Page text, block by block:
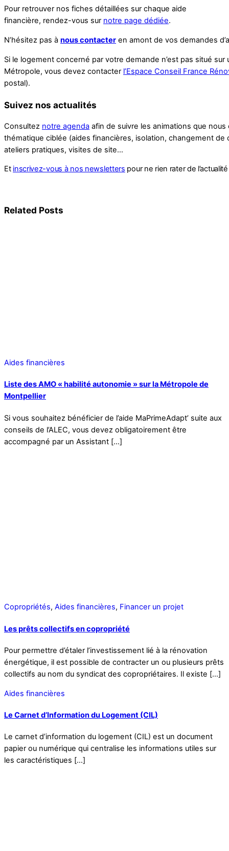
Pour retrouver nos fiches détaillées sur chaque aide
financière, rendez-vous sur notre page dédiée.
N’hésitez pas à nous contacter en amont de vos demandes
Si le logement concerné par votre demande n’est pas situé
Métropole, vous devez contacter l’Espace Conseil France
postal).
Suivez nos actualités
Consultez notre agenda afin de suivre les animations que
thématique ciblée (aides financières, isolation, changement de
ateliers pratiques, visites de site…
Et inscrivez-vous à nos newsletters pour ne rien rater de
Related Posts
Aides financières
Liste des AMO « habilité autonomie » sur la Métropole de
Montpellier
Si vous souhaitez bénéficier de l’aide MaPrimeAdapt’ suite aux
conseils de l’ALEC, vous devez obligatoirement être
accompagné par un Assistant […]
Copropriétés, Aides financières, Financer un projet
Les prêts collectifs en copropriété
Pour permettre d’étaler l’investissement lié à la rénovation
énergétique, il est possible de contracter un ou plusieurs prêts
collectifs au nom du syndicat des copropriétaires. Il existe […]
Aides financières
Le Carnet d’Information du Logement (CIL)
Le carnet d’information du logement (CIL) est un document
papier ou numérique qui centralise les informations utiles sur
les caractéristiques […]